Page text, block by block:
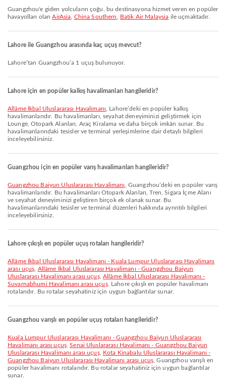
Guangzhou'e giden yolcuların çoğu, bu destinasyona hizmet veren en popüler
havayolları olanAirAsia China Southern Batik Air Malaysia ile uçmaktadır.
Lahore ile Guangzhou arasında kaç uçuş mevcut?
Lahore’tan Guangzhou’a 1 uçuş bulunuyor.
Lahore için en popüler kalkış havalimanları hangileridir?
Allâme İkbal Uluslararası Havalimanı , Lahore’deki en popüler kalkış
havalimanlarıdır. Bu havalimanları, seyahat deneyiminizi geliştirmek için
Lounge, Otopark Alanları, Araç Kiralama ve daha birçok imkân sunar. Bu
havalimanlarındaki tesisler ve terminal yerleşimlerine dair detaylı bilgileri
inceleyebilirsiniz.
Guangzhou için en popüler varış havalimanları hangileridir?
Guangzhou Baiyun Uluslararası Havalimanı
, Guangzhou’deki en popüler varış
havalimanlarıdır. Bu havalimanları Otopark Alanları, Tren, Sigara İçme Alanı
ve seyahat deneyiminizi geliştiren birçok ek olanak sunar. Bu
havalimanlarındaki tesisler ve terminal düzenleri hakkında ayrıntılı bilgileri
inceleyebilirsiniz.
Lahore çıkışlı en popüler uçuş rotaları hangileridir?
Allâme İkbal Uluslararası Havalimanı - Kuala Lumpur Uluslararası Havalimanı
arası uçuş Allâme İkbal Uluslararası Havalimanı - Guangzhou Baiyun
Uluslararası Havalimanı arası uçuş,Allâme İkbal Uluslararası Havalimanı -
Suvarnabhumi Havalimanı arası uçuş, Lahore çıkışlı en popüler havalimanı
rotalarıdır. Bu rotalar seyahatiniz için uygun bağlantılar sunar.
Guangzhou varışlı en popüler uçuş rotaları hangileridir?
Kuala Lumpur Uluslararası Havalimanı - Guangzhou Baiyun Uluslararası
Havalimanı arası uçuş,Senai Uluslararası Havalimanı - Guangzhou Baiyun
Uluslararası Havalimanı arası uçuş, Kota Kinabalu Uluslararası Havalimanı -
Guangzhou Baiyun Uluslararası Havalimanı arası uçuş , Guangzhou varışlı en
popüler havalimanı rotalarıdır. Bu rotalar seyahatiniz için uygun bağlantılar
sunar.